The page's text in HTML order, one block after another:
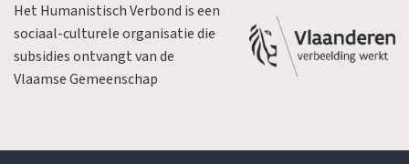
Het Humanistisch Verbond is een
sociaal-culturele organisatie die
subsidies ontvangt van de
Vlaamse Gemeenschap